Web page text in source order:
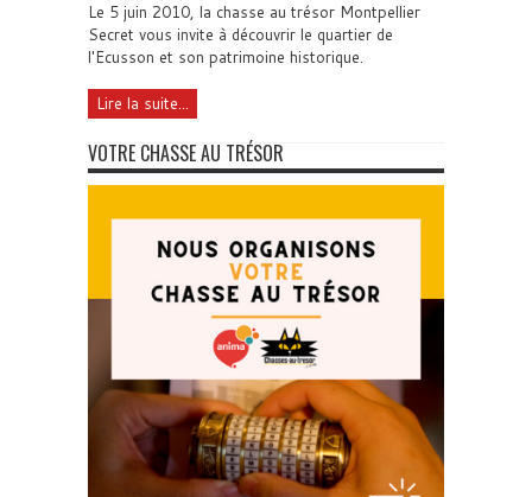
Le 5 juin 2010, la chasse au trésor Montpellier
Secret vous invite à découvrir le quartier de
l'Ecusson et son patrimoine historique.
Lire la suite...
VOTRE CHASSE AU TRÉSOR